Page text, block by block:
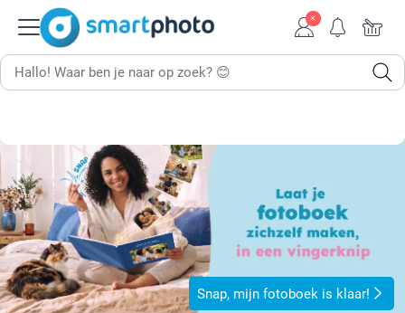
Snap, mijn fotoboek is klaar!